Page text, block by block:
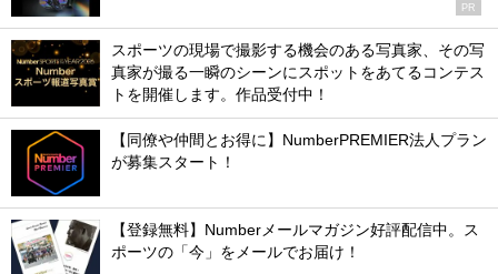
PR
スポーツの現場で撮影する機会のある写真家、その写
真家が撮る一瞬のシーンにスポットをあてるコンテス
トを開催します。作品受付中！
【同僚や仲間とお得に】NumberPREMIER法人プラン
が募集スタート！
【登録無料】Numberメールマガジン好評配信中。ス
ポーツの「今」をメールでお届け！